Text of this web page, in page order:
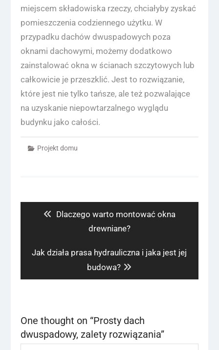
miejscem składowiska rzeczy, chciałyby zyskać
pomieszczenia codziennego użytku. W
przypadku dachów dwuspadowych poza
oknami dachowymi, możemy dodatkowo
zainstalować okna w ścianach szczytowych lub
całkowicie je przeszklić. Jest to rozwiązanie,
które jest nie tylko tańsze, ale też pozwalające
na uzyskanie niepowtarzalnego wyglądu
budynku jako całości.
Projekt domu
Previous
Dlaczego warto montować okna
drewniane?
Next
Jak działa prasa hydrauliczna i jaka jest jej
budowa?
One thought on “Prosty dach
dwuspadowy, zalety rozwiązania”